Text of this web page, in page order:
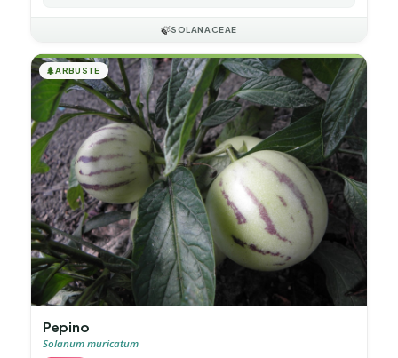
🍃SOLANACEAE
🌲ARBUSTE
Pepino
Solanum muricatum